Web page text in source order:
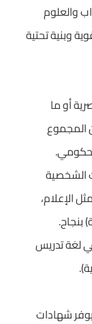
والعلوم
وبنية تحتية
أو ما
المجموع
الشخصية
الإعلام،
بنجاح.
لغة تدريس
شهادات